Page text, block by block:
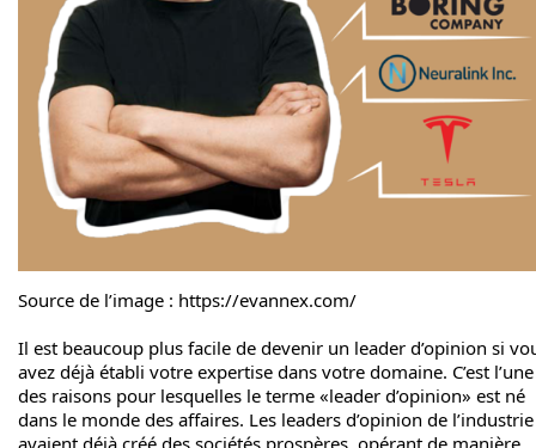
Source de l’image : https://evannex.com/
Il est beaucoup plus facile de devenir un leader d’opinion si
avez déjà établi votre expertise dans votre domaine. C’est l’une
des raisons pour lesquelles le terme «leader d’opinion» est né
dans le monde des affaires. Les leaders d’opinion de l’industrie
avaient déjà créé des sociétés prospères, opérant de manière